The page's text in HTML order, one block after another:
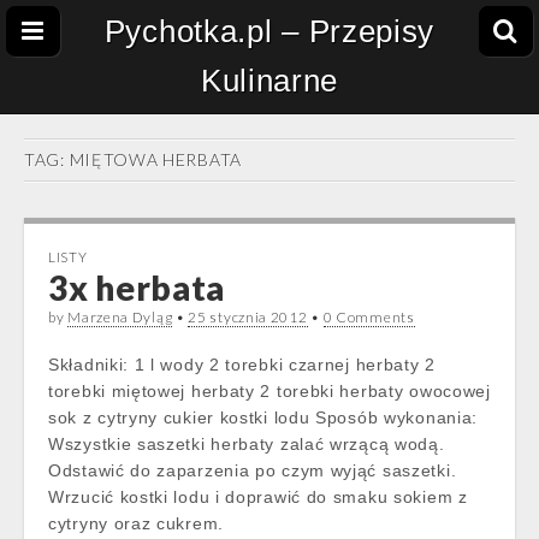
Pychotka.pl – Przepisy
Kulinarne
TAG: MIĘTOWA HERBATA
LISTY
3x herbata
by Marzena Dyląg •25 stycznia 2012 • 0 Comments
Składniki: 1 l wody 2 torebki czarnej herbaty 2
torebki miętowej herbaty 2 torebki herbaty owocowej
sok z cytryny cukier kostki lodu Sposób wykonania:
Wszystkie saszetki herbaty zalać wrzącą wodą.
Odstawić do zaparzenia po czym wyjąć saszetki.
Wrzucić kostki lodu i doprawić do smaku sokiem z
cytryny oraz cukrem.